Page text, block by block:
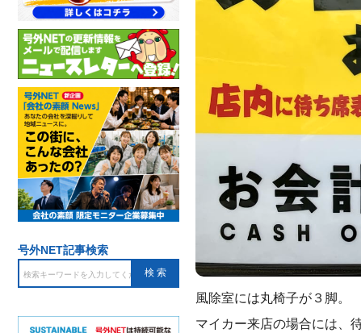
風除室には丸椅子が３脚。
マイカー来店の場合には、
号外NET記事検索